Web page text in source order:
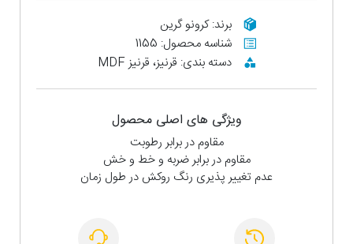
برند: کرونو گرین
شناسه محصول: 1155
دسته بندی: قرنیز، قرنیز MDF
ویژگی های اصلی محصول
مقاوم در برابر رطوبت
مقاوم در برابر ضربه و خط و خش
عدم تغییر پذیری رنگ روکش در طول زمان